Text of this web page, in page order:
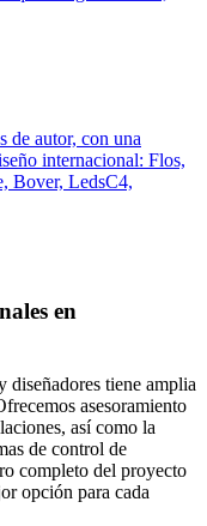
de autor, con una
internacional: Flos,
Bover, LedsC4,
en
diseñadores tiene amplia
asesoramiento
así como la
de control de
completo del proyecto
opción para cada